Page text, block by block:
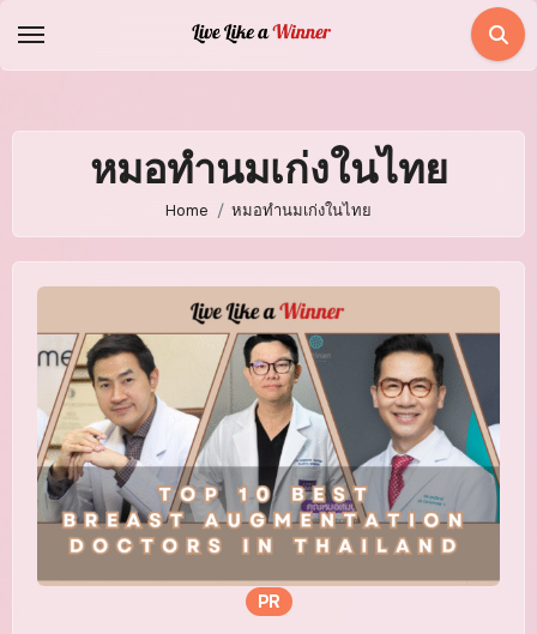
หมอทำนมเก่งในไทย
Home หมอทำนมเก่งในไทย
PR